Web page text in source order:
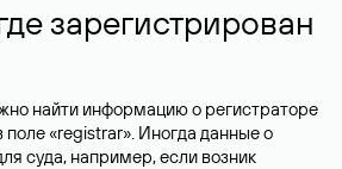
зарегистрирован
найти информацию о регистраторе
«registrar». Иногда данные о
суда, например, если возник